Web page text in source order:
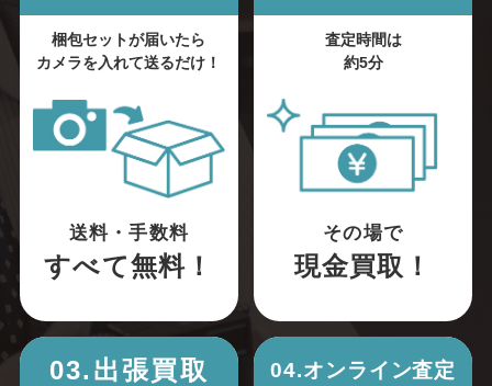
梱包セットが届いたら
カメラを入れて送るだけ！
送料・手数料
すべて無料！
査定時間は
約5分
その場で
現金買取！
03.出張買取 04.オンライン査定